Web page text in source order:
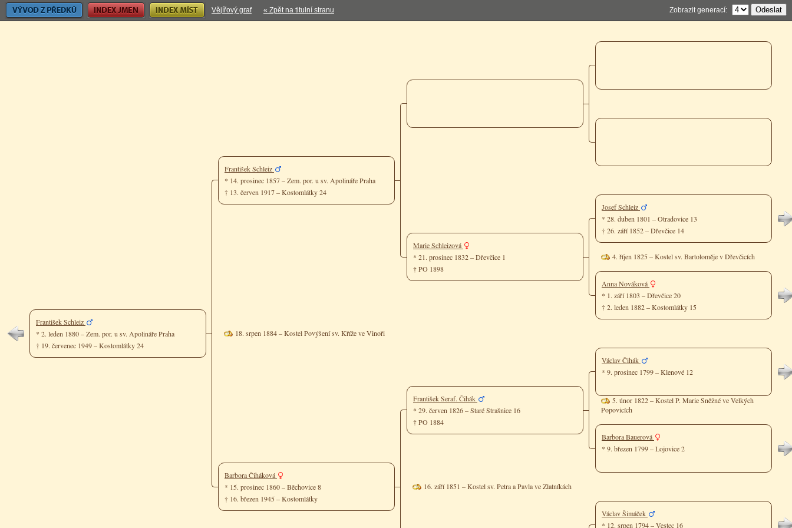
Vývod z předků Index jmen Index míst Vějířový graf « Zpět na titulní stranu Zobrazit generací:
František Schleiz
* 2. leden 1880 – Zem. por. u sv. Apolináře Praha
† 19. červenec 1949 – Kostomlátky 24
František Schleiz
* 14. prosinec 1857 – Zem. por. u sv. Apolináře Praha
† 13. červen 1917 – Kostomlátky 24
18. srpen 1884 – Kostel Povýšení sv. Kříže ve Vinoři
Barbora Čiháková
* 15. prosinec 1860 – Běchovice 8
† 16. březen 1945 – Kostomlátky
Marie Schleizová
* 21. prosinec 1832 – Dřevčice 1
† PO 1898
František Seraf. Čihák
* 29. červen 1826 – Staré Strašnice 16
† PO 1884
16. září 1851 – Kostel sv. Petra a Pavla ve Zlatníkách
Josef Schleiz
* 28. duben 1801 – Otradovice 13
† 26. září 1852 – Dřevčice 14
4. říjen 1825 – Kostel sv. Bartoloměje v Dřevčicích
Anna Nováková
* 1. září 1803 – Dřevčice 20
† 2. leden 1882 – Kostomlátky 15
Václav Čihák
* 9. prosinec 1799 – Klenové 12
5. únor 1822 – Kostel P. Marie Sněžné ve Velkých
Popovicích
Barbora Bauerová
* 9. březen 1799 – Lojovice 2
Václav Šimáček
* 12. srpen 1794 – Vestec 16